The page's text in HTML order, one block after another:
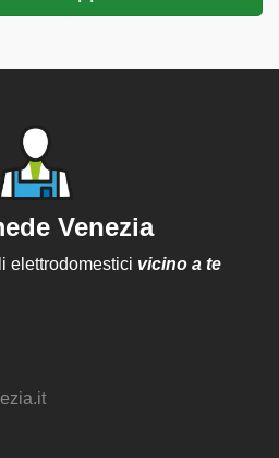
Venezia
elettrodomestici vicino a te